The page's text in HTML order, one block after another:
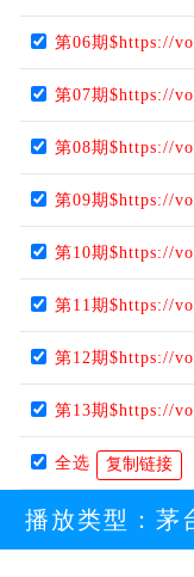
第06期$https://
第07期$https://
第08期$https://
第09期$https://
第10期$https://
第11期$https://
第12期$https://
第13期$https://
全选
播放类型： 茅